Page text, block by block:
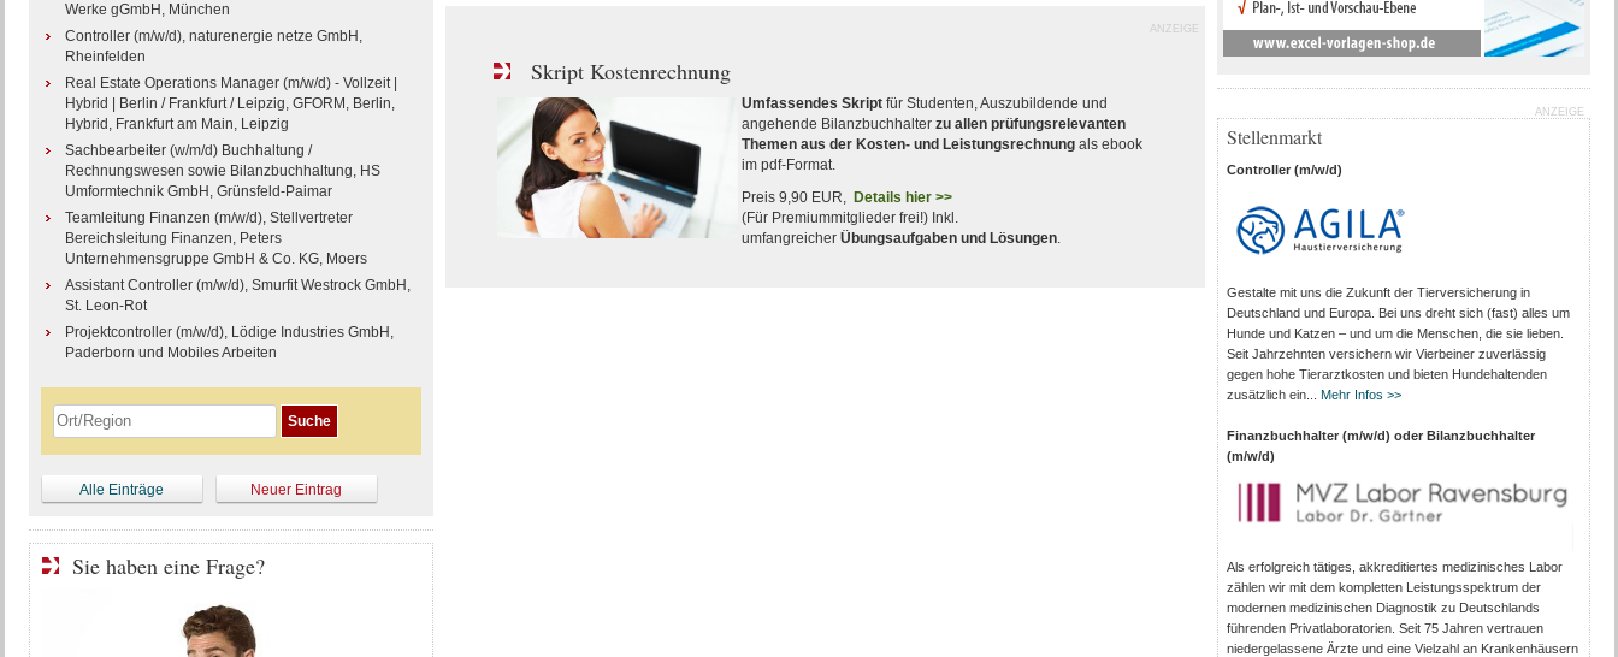
ANZEIGE
Skript Kostenrechnung
Umfassendes Skriptfür Studenten, Auszubildende und
angehende Bilanzbuchhalter zu allen prüfungsrelevanten
Themen aus der Kosten- und Leistungsrechnungals ebook
im pdf-Format.
Preis 9,90 EUR, Details hier >>
(Für Premiummitglieder frei!) Inkl.
umfangreicher Übungsaufgaben und Lösungen.
Werke gGmbH, München
Controller (m/w/d), naturenergie netze GmbH,
Rheinfelden
Real Estate Operations Manager (m/w/d) - Vollzeit |
Hybrid | Berlin / Frankfurt / Leipzig, GFORM, Berlin,
Hybrid, Frankfurt am Main, Leipzig
Sachbearbeiter (w/m/d) Buchhaltung /
Rechnungswesen sowie Bilanzbuchhaltung, HS
Umformtechnik GmbH, Grünsfeld-Paimar
Teamleitung Finanzen (m/w/d), Stellvertreter
Bereichsleitung Finanzen, Peters
Unternehmensgruppe GmbH & Co. KG, Moers
Assistant Controller (m/w/d), Smurfit Westrock GmbH,
St. Leon-Rot
Projektcontroller (m/w/d), Lödige Industries GmbH,
Paderborn und Mobiles Arbeiten
Alle Einträge Neuer Eintrag
Sie haben eine Frage?
ANZEIGE
Stellenmarkt
Controller (m/w/d)
Gestalte mit uns die Zukunft der Tierversicherung in
Deutschland und Europa. Bei uns dreht sich (fast) alles um
Hunde und Katzen – und um die Menschen, die sie lieben.
Seit Jahrzehnten versichern wir Vierbeiner zuverlässig
gegen hohe Tierarztkosten und bieten Hundehaltenden
zusätzlich ein... Mehr Infos >>
Finanzbuchhalter (m/w/d) oder Bilanzbuchhalter
(m/w/d)
Als erfolgreich tätiges, akkreditiertes medizinisches Labor
zählen wir mit dem kompletten Leistungs­spektrum der
modernen medizinischen Diagnostik zu Deutschlands
führenden Privat­laboratorien. Seit 75 Jahren vertrauen
nieder­gelassene Ärzte und eine Vielzahl an Kranken­häusern